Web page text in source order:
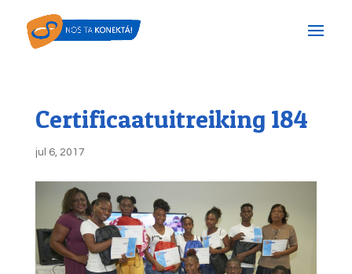
Certificaatuitreiking 184
jul 6, 2017